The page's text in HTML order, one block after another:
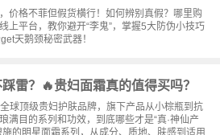
价格不菲但假货横行！如何辨别真假？哪里购
上平台，教你避开“李鬼”，掌握5大防伪小技巧
天鹅颈秘密武器！
雷？🔥贵妇面霜真的值得买吗？
球顶级贵妇护肤品牌，旗下产品从小棕瓶到抗
满目的系列和功效，到底哪些才是“真·神仙产
的明星面霜系列，从成分、质地、肤感到适用